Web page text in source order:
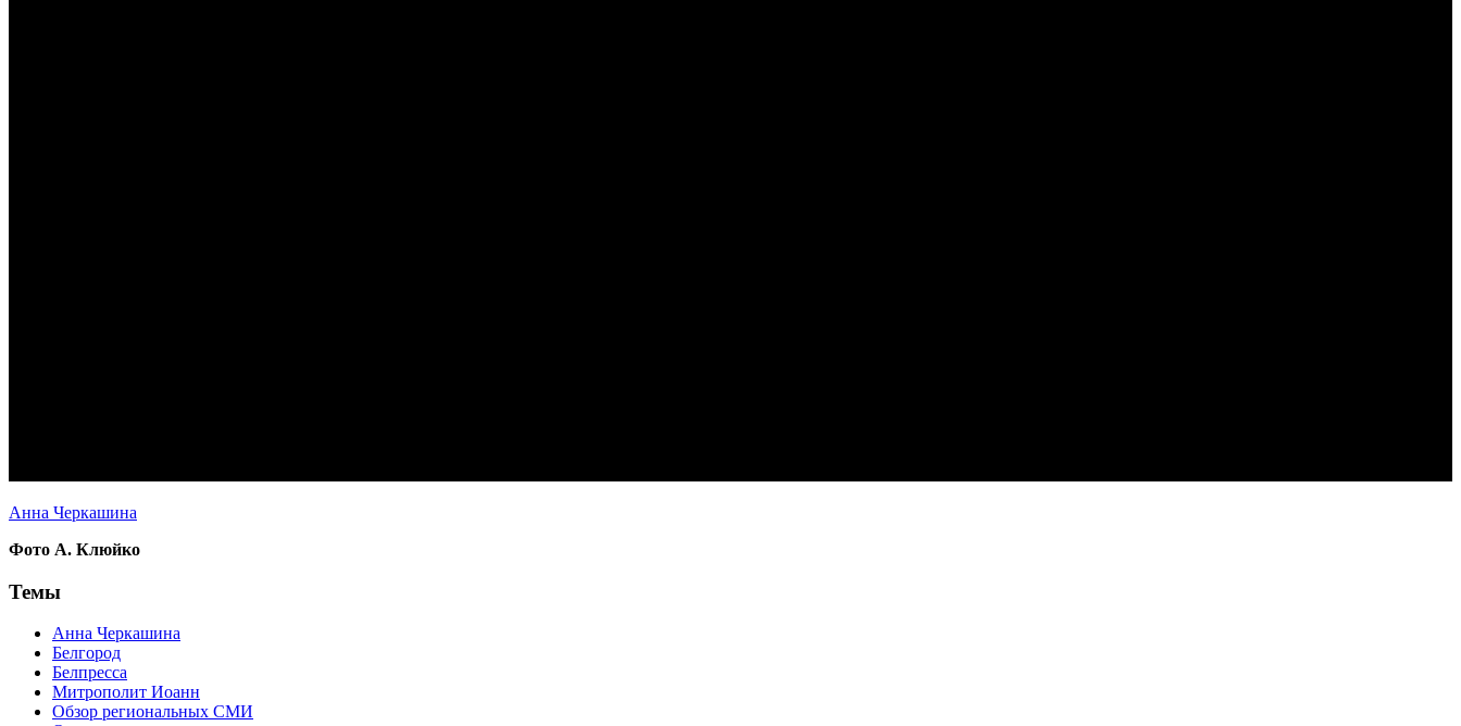
Анна Черкашина
Фото А. Клюйко
Темы
Анна Черкашина
Белгород
Белпресса
Митрополит Иоанн
Обзор региональных СМИ